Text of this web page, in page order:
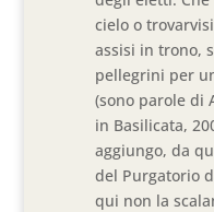
cielo o
assisi in trono,
pellegrini per
(sono parole di
in Basilicata,
aggiungo, da
del Purgatorio
qui non la